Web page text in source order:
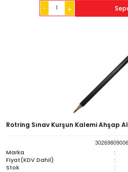
- +
Rotring Sınav Kurşun Kalemi Ahşap
Marka
:
Fiyat(KDV Dahil) :
Stok :